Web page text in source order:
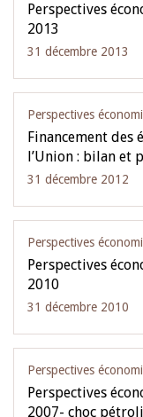
Perspectives
2013
31 décembre 2013
Perspectives
Financement des
l’Union : bilan et
31 décembre 2012
Perspectives
Perspectives
2010
31 décembre 2010
Perspectives
Perspectives
2007- choc